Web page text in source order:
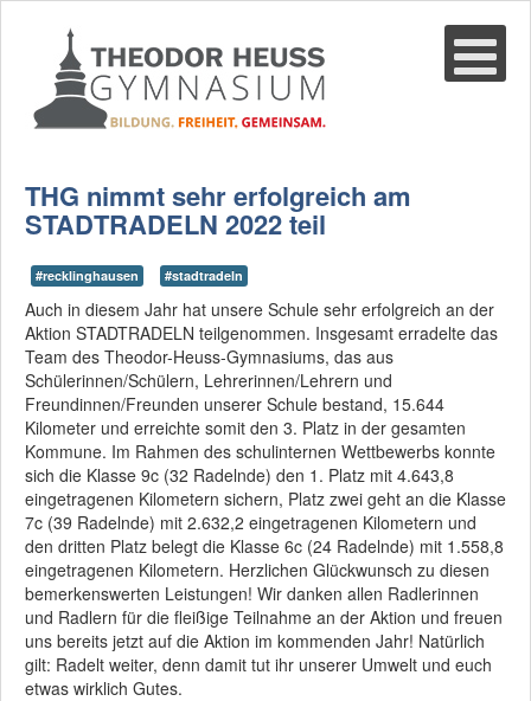
THG nimmt sehr erfolgreich am
STADTRADELN 2022 teil
#recklinghausen #stadtradeln
Auch in diesem Jahr hat unsere Schule sehr erfolgreich an der
Aktion STADTRADELN teilgenommen. Insgesamt erradelte das
Team des Theodor-Heuss-Gymnasiums, das aus
Schülerinnen/Schülern, Lehrerinnen/Lehrern und
Freundinnen/Freunden unserer Schule bestand, 15.644
Kilometer und erreichte somit den 3. Platz in der gesamten
Kommune. Im Rahmen des schulinternen Wettbewerbs konnte
sich die Klasse 9c (32 Radelnde) den 1. Platz mit 4.643,8
eingetragenen Kilometern sichern, Platz zwei geht an die Klasse
7c (39 Radelnde) mit 2.632,2 eingetragenen Kilometern und
den dritten Platz belegt die Klasse 6c (24 Radelnde) mit 1.558,8
eingetragenen Kilometern. Herzlichen Glückwunsch zu diesen
bemerkenswerten Leistungen! Wir danken allen Radlerinnen
und Radlern für die fleißige Teilnahme an der Aktion und freuen
uns bereits jetzt auf die Aktion im kommenden Jahr! Natürlich
gilt: Radelt weiter, denn damit tut ihr unserer Umwelt und euch
etwas wirklich Gutes.